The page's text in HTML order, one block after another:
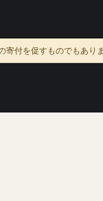
付を促すものでもありま